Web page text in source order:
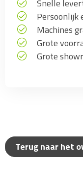
Snelle
Persoonlijk
Machines
Grote
Grote
Terug naar het